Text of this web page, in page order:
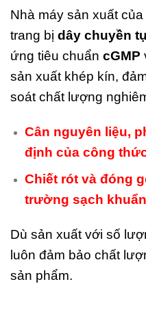
Nhà máy sản xuất
trang bị dây chuyền
ứng tiêu chuẩn cGMP
sản xuất khép kín,
soát chất lượng
Cân nguyên liệu,
định của công
Chiết rót và đóng
trường sạch
Dù sản xuất với số
luôn đảm bảo chất
sản phẩm.